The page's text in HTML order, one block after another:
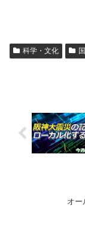
科学・文化
オー